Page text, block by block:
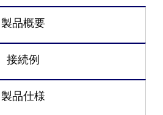
製品概要
接続例
製品仕様